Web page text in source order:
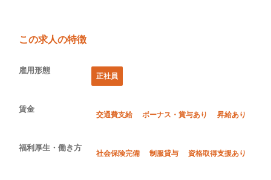
この求人の特徴
雇用形態
正社員
賃金
交通費支給 ボーナス・賞与あり 昇給あり
福利厚生・働き方
社会保険完備 制服貸与 資格取得支援あり